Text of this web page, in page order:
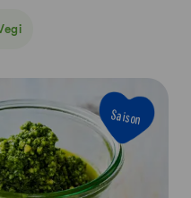
Saison